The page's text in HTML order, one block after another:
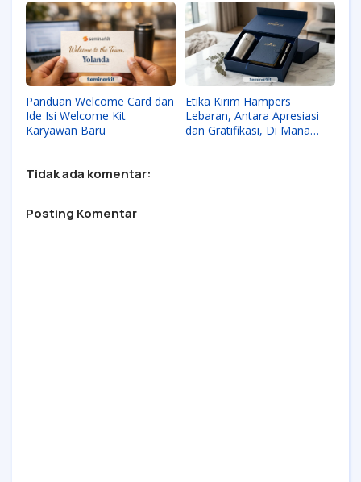
Panduan Welcome Card dan
Ide Isi Welcome Kit
Karyawan Baru
Etika Kirim Hampers
Lebaran, Antara Apresiasi
dan Gratifikasi, Di Mana
Tidak ada komentar:
Posting Komentar